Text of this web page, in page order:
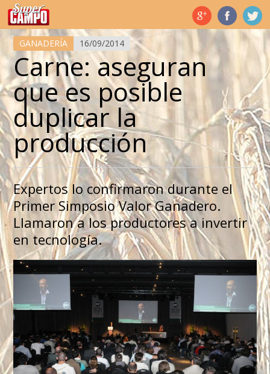
Temas de hoy
GANADERÍA 16/09/2014
Carne: aseguran
que es posible
duplicar la
producción
Expertos lo confirmaron durante el
Primer Simposio Valor Ganadero.
Llamaron a los productores a invertir
en tecnología.